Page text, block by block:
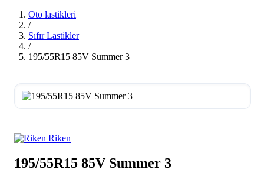
Oto lastikleri
/
Sıfır Lastikler
/
195/55R15 85V Summer 3
Riken
195/55R15 85V Summer 3